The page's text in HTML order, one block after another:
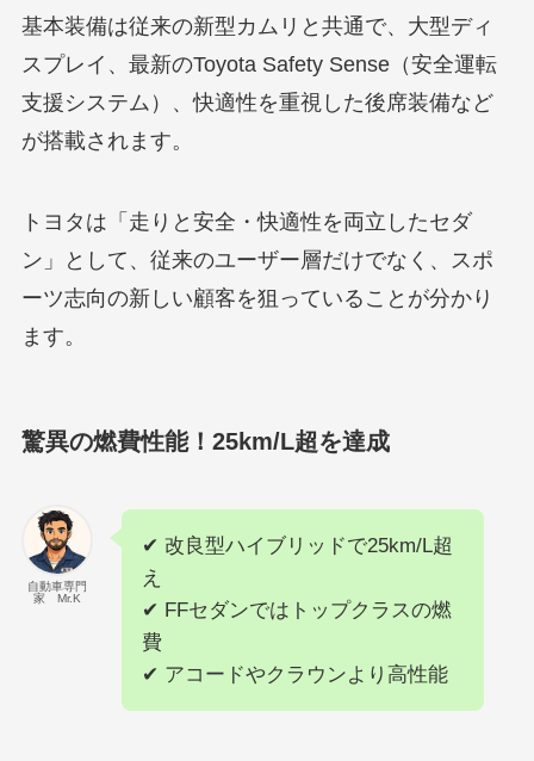
基本装備は従来の新型カムリと共通で、大型ディ
スプレイ、最新のToyota Safety Sense（安全運転
支援システム）、快適性を重視した後席装備など
が搭載されます。
トヨタは「走りと安全・快適性を両立したセダ
ン」として、従来のユーザー層だけでなく、スポ
ーツ志向の新しい顧客を狙っていることが分かり
ます。
驚異の燃費性能！25km/L超を達成
自動車専門
家 Mr.K
✔ 改良型ハイブリッドで25km/L超
え
✔ FFセダンではトップクラスの燃
費
✔ アコードやクラウンより高性能